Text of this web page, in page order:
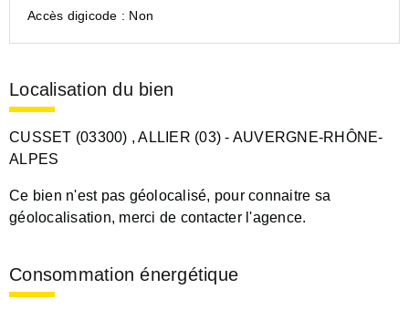
Accès digicode : Non
Localisation du bien
CUSSET (03300) , ALLIER (03) - AUVERGNE-RHÔNE-
ALPES
Ce bien n'est pas géolocalisé, pour connaitre sa
géolocalisation, merci de contacter l'agence.
Consommation énergétique